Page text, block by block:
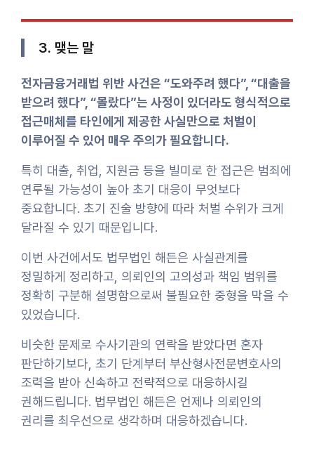
3. 맺는 말
전자금융거래법 위반 사건은 “도와주려 했다”, “대출을
받으려 했다”, “몰랐다”는 사정이 있더라도 형식적으로
접근매체를 타인에게 제공한 사실만으로 처벌이
이루어질 수 있어 매우 주의가 필요합니다.
특히 대출, 취업, 지원금 등을 빌미로 한 접근은 범죄에
연루될 가능성이 높아 초기 대응이 무엇보다
중요합니다. 초기 진술 방향에 따라 처벌 수위가 크게
달라질 수 있기 때문입니다.
이번 사건에서도 법무법인 해든은 사실관계를
정밀하게 정리하고, 의뢰인의 고의성과 책임 범위를
정확히 구분해 설명함으로써 불필요한 중형을 막을 수
있었습니다.
비슷한 문제로 수사기관의 연락을 받았다면 혼자
판단하기보다, 초기 단계부터 부산형사전문변호사의
조력을 받아 신속하고 전략적으로 대응하시길
권해드립니다. 법무법인 해든은 언제나 의뢰인의
권리를 최우선으로 생각하며 대응하겠습니다.